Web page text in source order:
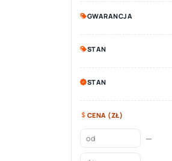
GWARANCJA
STAN
STAN
CENA (ZŁ)
—